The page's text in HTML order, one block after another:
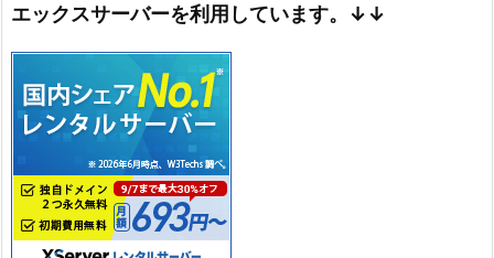
エックスサーバーを利用しています。↓↓